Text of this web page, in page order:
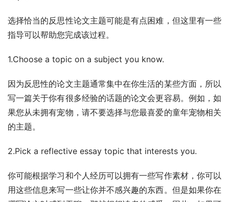
选择恰当的反思性论文主题可能是有点困难，但这里有一些
指导可以帮助您完成该过程。
1.Choose a topic on a subject you know.
因为反思性的论文主题通常集中在你生活的某些方面，所以
写一篇关于你有很多经验的话题的论文会更容易。例如，如
果您从未拥有宠物，请不要选择与您最喜爱的童年宠物相关
的主题。
2.Pick a reflective essay topic that interests you.
你可能根据学习和个人经历可以拥有一些写作素材，你可以
用这些信息来写一些让你并不感兴趣的东西。但是如果你在